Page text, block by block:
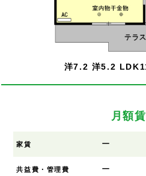
洋7.2 洋5.2
月額
家賃 ー
共益費・管理費 ー